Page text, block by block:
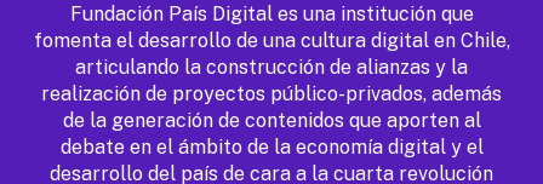
e
r
o
o
k
g
r
a
m
d
I
n
b
e
f
y
Fundación País Digital es una institución que
fomenta el desarrollo de una cultura digital en Chile,
articulando la construcción de alianzas y la
realización de proyectos público-privados, además
de la generación de contenidos que aporten al
debate en el ámbito de la economía digital y el
desarrollo del país de cara a la cuarta revolución